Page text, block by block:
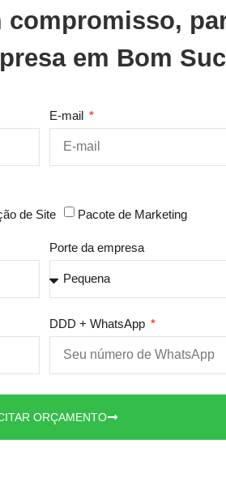
em Bom
E-mail
de Site Pacote de Marketing
Porte da empresa
DDD + WhatsApp
ORÇAMENTO